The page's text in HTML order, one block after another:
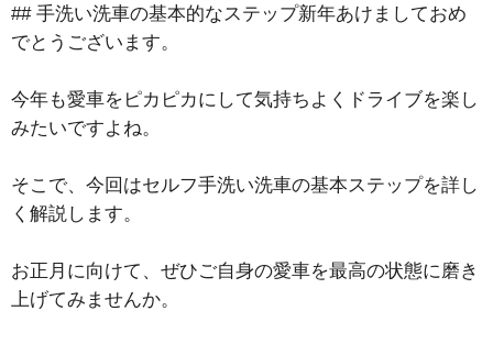
## 手洗い洗車の基本的なステップ新年あけましておめ
でとうございます。
今年も愛車をピカピカにして気持ちよくドライブを楽し
みたいですよね。
そこで、今回はセルフ手洗い洗車の基本ステップを詳し
く解説します。
お正月に向けて、ぜひご自身の愛車を最高の状態に磨き
上げてみませんか。